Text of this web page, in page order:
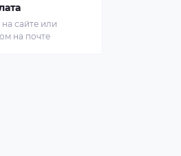
сайте или
на почте